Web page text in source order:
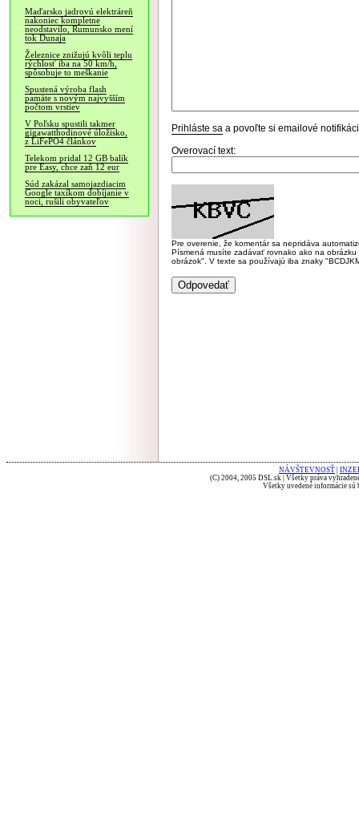
Maďarsko jadrovú elektráreň
nakoniec kompletne
neodstavilo, Rumunsko mení
tok Dunaja
Železnice znižujú kvôli teplu
rýchlosť iba na 50 km/h,
spôsobuje to meškanie
Spustená výroba flash
pamäte s novým najvyšším
počtom vrstiev
V Poľsku spustili takmer
gigawatthodinové úložisko,
z LiFePO4 článkov
Telekom pridal 12 GB balík
pre Easy, chce zaň 12 eur
Súd zakázal samojazdiacim
Google taxíkom dobíjanie v
noci, rušili obyvateľov
Prihláste sa a povoľte si emailové
Overovací text:
Pre overenie, že komentár sa nepridáva
Písmená musíte zadávať rovnako ako na
obrázok". V texte sa používajú iba znaky
NÁVŠTEVNOSŤ
(C) 2004, 2005 DSL.sk | Všetky práva
Všetky uvedené informácie sú